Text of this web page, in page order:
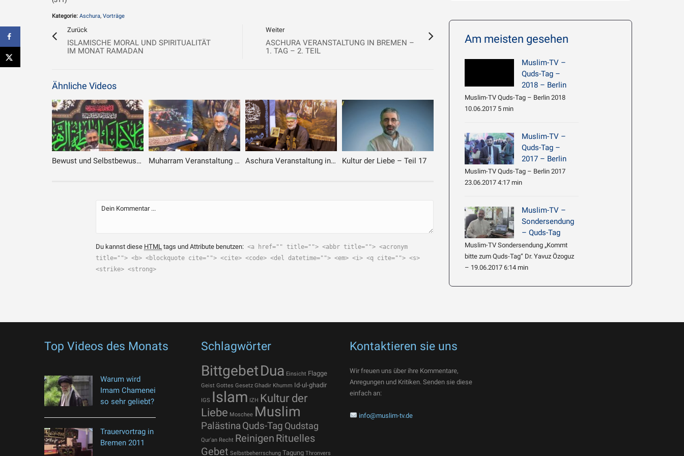
Kategorie: Aschura, Vorträge
Zurück
ISLAMISCHE MORAL UND SPIRITUALITÄT
IM MONAT RAMADAN
Weiter
ASCHURA VERANSTALTUNG IN BREMEN –
1. TAG – 2. TEIL
Ähnliche Videos
Bewust und Selbstbewust islamische Leben Muharram Veranstaltung in Delmenhorst – 01.07.2025 – Vortrag Bruder Dr. Yavuz Aschura Veranstaltung in Delmenhorst – 28.07.2023 – Der Abend von Aschura Kultur der Liebe – Teil 17
Du kannst diese HTML tags und Attribute benutzen: <a href="" title=""> <abbr title=""> <acronym
title=""> <b> <blockquote cite=""> <cite> <code> <del datetime=""> <em> <i> <q cite=""> <s>
<strike> <strong>
Am meisten gesehen
Muslim-TV –
Quds-Tag –
2018 – Berlin
Muslim-TV Quds-Tag – Berlin 2018
10.06.2017 5 min
Muslim-TV –
Quds-Tag –
2017 – Berlin
Muslim-TV Quds-Tag – Berlin 2017
23.06.2017 4:17 min
Muslim-TV –
Sondersendung
– Quds-Tag
Muslim-TV Sondersendung „Kommt
bitte zum Quds-Tag“ Dr. Yavuz Özoguz
– 19.06.2017 6:14 min
Top Videos des Monats
Warum wird
Imam Chamenei
so sehr geliebt?
Trauervortrag in
Bremen 2011
Schlagwörter
BittgebetDua Einsicht Flagge
Geist Gottes Gesetz Ghadir Khumm Id-ul-ghadir
IGS Islam IZH Kultur der
Liebe Moschee Muslim
Palästina Quds-Tag Qudstag
Qur'an Recht Reinigen Rituelles
Gebet Selbstbeherrschung Tagung Thronvers
Kontaktieren sie uns
Wir freuen uns über ihre Kommentare,
Anregungen und Kritiken. Senden sie diese
einfach an:
info@muslim-tv.de